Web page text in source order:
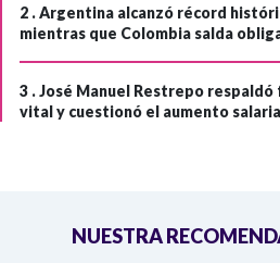
2 .Argentina alcanzó récord
mientras que Colombia salda
3 .José Manuel Restrepo
vital y cuestionó el aumento
NUESTRA